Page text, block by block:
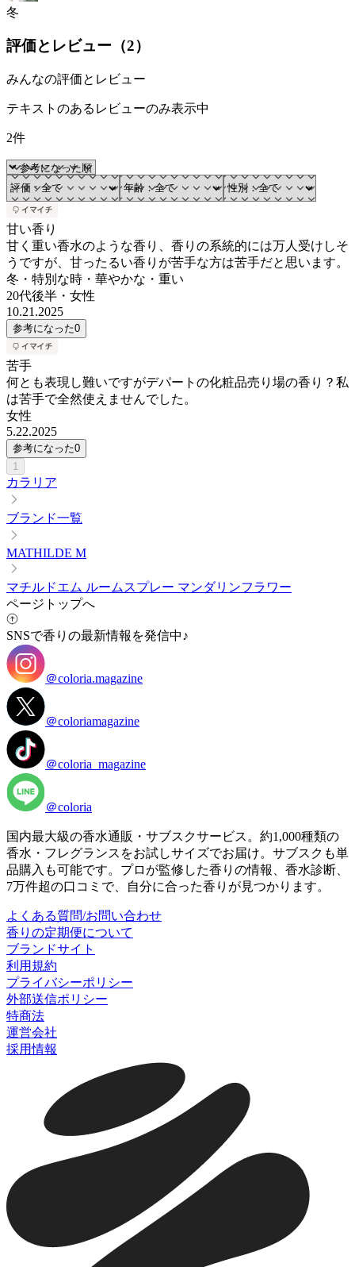
冬
評価とレビュー（2）
みんなの評価とレビュー
テキストのあるレビューのみ表示中
2件
甘い香り
甘く重い香水のような香り、香りの系統的には万人受けしそ
うですが、甘ったるい香りが苦手な方は苦手だと思います。
冬・特別な時・華やかな・重い
20代後半 ・ 女性
10.21.2025
参考になった0
苦手
何とも表現し難いですがデパートの化粧品売り場の香り？私
は苦手で全然使えませんでした。
女性
5.22.2025
参考になった0
1
カラリア
ブランド一覧
MATHILDE M
マチルドエム ルームスプレー マンダリンフラワー
ページトップへ
SNSで香りの最新情報を発信中♪
＠coloria.magazine
＠coloriamagazine
＠coloria_magazine
＠coloria
国内最大級の香水通販・サブスクサービス。約1,000種類の
香水・フレグランスをお試しサイズでお届け。サブスクも単
品購入も可能です。プロが監修した香りの情報、香水診断、
7万件超の口コミで、自分に合った香りが見つかります。
よくある質問/お問い合わせ
香りの定期便について
ブランドサイト
利用規約
プライバシーポリシー
外部送信ポリシー
特商法
運営会社
採用情報